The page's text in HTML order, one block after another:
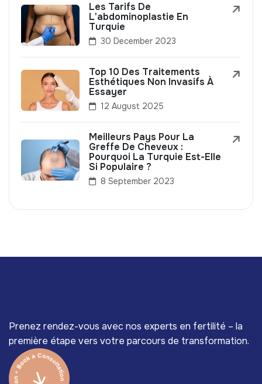
Les Tarifs De
L'abdominoplastie En
Turquie
30 December 2023
Top 10 Des Traitements
Esthétiques Non Invasifs À
Essayer
12 August 2025
Meilleurs Pays Pour La
Greffe De Cheveux :
Pourquoi La Turquie Est-Elle
Si Populaire ?
8 September 2023
Prenez rendez-vous avec nos experts en fertilité – la
première étape vers votre parcours de transformation.